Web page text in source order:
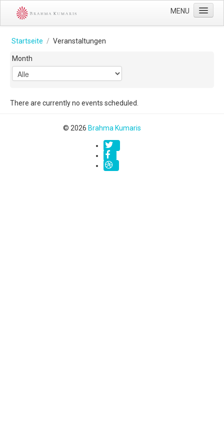
MENU
Über uns
Impressum
Startseite / Veranstaltungen
Month
There are currently no events scheduled.
© 2026 Brahma Kumaris